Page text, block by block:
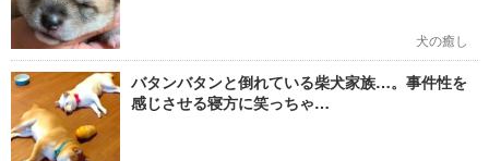
犬の癒し
バタンバタンと倒れている柴犬家族…。事件性を
感じさせる寝方に笑っちゃ…